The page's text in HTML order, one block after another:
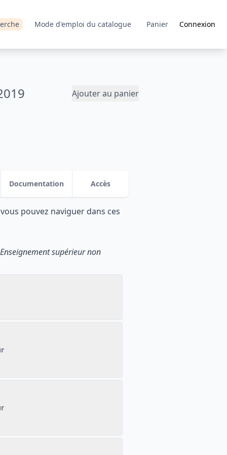
Mode d'emploi du catalogue Panier Connexion
Ajouter au panier
Documentation Accès
pouvez naviguer dans ces
supérieur non